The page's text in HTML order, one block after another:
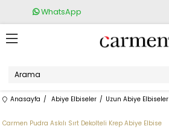
WhatsApp
Anasayfa Abiye Elbiseler Uzun Abiye Elbiseler
Carmen Pudra Askılı Sırt Dekolteli Krep Abiye Elbise